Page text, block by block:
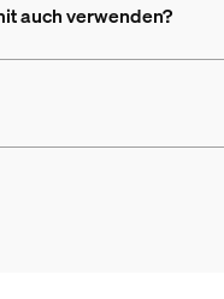
auch verwenden?